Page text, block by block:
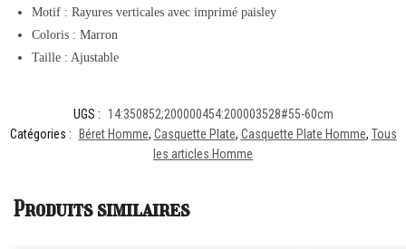
Motif : Rayures verticales avec imprimé paisley
Coloris : Marron
Taille : Ajustable
UGS :
14:350852;200000454:200003528#55-60cm
Catégories :
Béret Homme, Casquette Plate, Casquette Plate Homme, Tous
les articles Homme
Produits similaires